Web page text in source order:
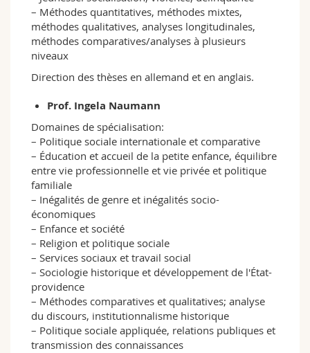
– Méthodes quantitatives, méthodes mixtes,
méthodes qualitatives, analyses longitudinales,
méthodes comparatives/analyses à plusieurs
niveaux
Direction des thèses en allemand et en anglais.
Prof. Ingela Naumann
Domaines de spécialisation:
– Politique sociale internationale et comparative
– Éducation et accueil de la petite enfance, équilibre
entre vie professionnelle et vie privée et politique
familiale
– Inégalités de genre et inégalités socio-
économiques
– Enfance et société
– Religion et politique sociale
– Services sociaux et travail social
– Sociologie historique et développement de l'État-
providence
– Méthodes comparatives et qualitatives; analyse
du discours, institutionnalisme historique
– Politique sociale appliquée, relations publiques et
transmission des connaissances